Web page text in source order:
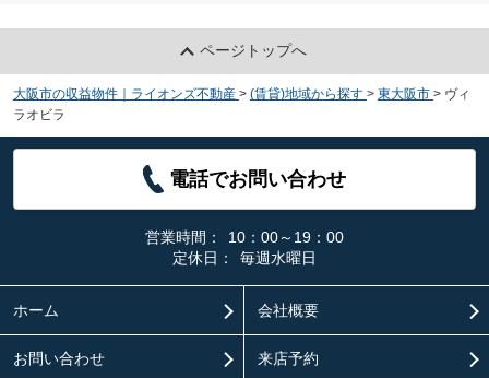
ページトップへ
大阪市の収益物件｜ライオンズ不動産 > (賃貸)地域から探す > 東大阪市 > ヴィ
ラオビラ
電話でお問い合わせ
営業時間：
10：00～19：00
定休日：
毎週水曜日
ホーム 会社概要
お問い合わせ 来店予約